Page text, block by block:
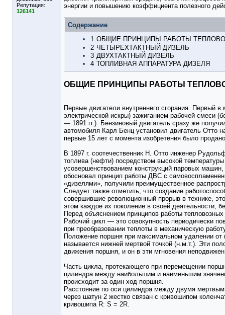
Репутация:
126141
энергии и повышению коэффициента полезного
Содержание
1 ОБЩИЕ ПРИНЦИПЫ РАБОТЫ
2 ЧЕТЫРЕХТАКТНЫЙ ДИЗЕЛЬ
3 ДВУХТАКТНЫЙ ДИЗЕЛЬ
4 ТОПЛИВНАЯ АППАРАТУРА ДИЗЕЛЯ
ОБЩИЕ ПРИНЦИПЫ РАБОТЫ
Первые двигатели внутреннего сгорания. Первый
электрической искры) зажиганием рабочей смеси
— 1891 гг.). Бензиновый двигатель сразу же
автомобиля Карл Бенц установил двигатель Отто
первые 15 лет с момента изобретения было
В 1897 г. соотечественник Н. Отто инженер
топлива (нефти) посредством высокой
усовершенствованием конструкций паровых машин,
обосновал принцип работы ДВС с
«дизелями», получили преимущественное
Следует также отметить, что создание
совершившие революционный прорыв в технике,
этом каждое их поколение в своей деятельности,
Перед объяснением принципов работы
Рабочий цикл — это совокупность периодически
при преобразовании теплоты в механическую
Положение поршня при максимальном удалении от
называется нижней мертвой точкой (н.м.т.). Эти
движения поршня, и он в эти мгновения
Часть цикла, протекающего при перемещении
цилиндра между наибольшим и наименьшим
происходит за один ход поршня.
Расстояние по оси цилиндра между двумя
через шатун 2 жестко связан с кривошипом
кривошипа R: S = 2R.